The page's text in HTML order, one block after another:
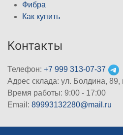
Фибра
Как купить
Контакты
Телефон: +7 999 313-07-37
Адрес склада: ул. Болдина, 89,
Время работы: 9:00 - 17:00
Email: 89993132280@mail.ru